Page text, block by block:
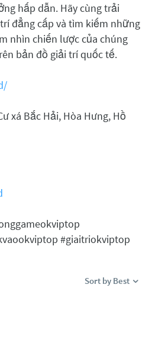
hấp dẫn. Hãy cùng trải
đẳng cấp và tìm kiếm những
nhìn chiến lược của chúng
bản đồ giải trí quốc tế.
xá Bắc Hải, Hòa Hưng, Hồ
#giaitriokviptop
Sort by Best